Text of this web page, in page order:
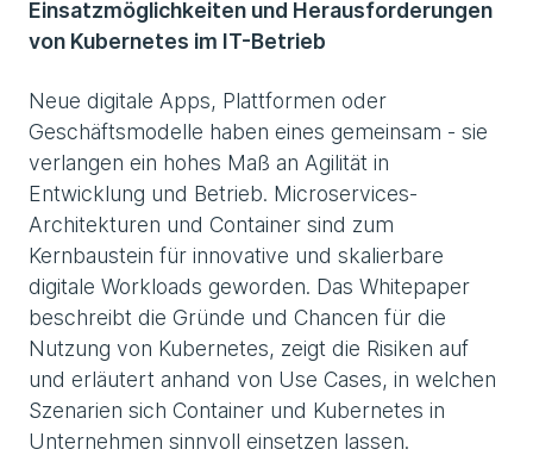
Einsatzmöglichkeiten und Herausforderungen
von Kubernetes im IT-Betrieb
Neue digitale Apps, Plattformen oder
Geschäftsmodelle haben eines gemeinsam - sie
verlangen ein hohes Maß an Agilität in
Entwicklung und Betrieb. Microservices-
Architekturen und Container sind zum
Kernbaustein für innovative und skalierbare
digitale Workloads geworden. Das Whitepaper
beschreibt die Gründe und Chancen für die
Nutzung von Kubernetes, zeigt die Risiken auf
und erläutert anhand von Use Cases, in welchen
Szenarien sich Container und Kubernetes in
Unternehmen sinnvoll einsetzen lassen.